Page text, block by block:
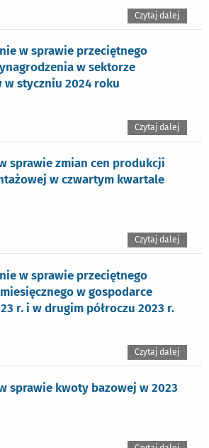
Czytaj dalej
w sprawie przeciętnego
w sektorze
styczniu 2024 roku
Czytaj dalej
sprawie zmian cen produkcji
w czwartym kwartale
Czytaj dalej
w sprawie przeciętnego
w gospodarce
r. i w drugim półroczu 2023 r.
Czytaj dalej
sprawie kwoty bazowej w 2023